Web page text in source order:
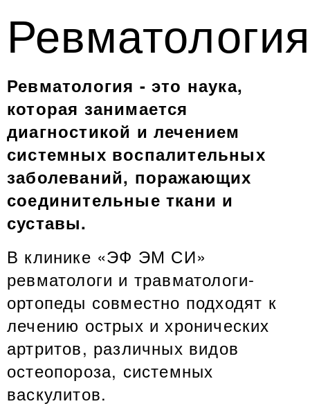
Ревматология
Ревматология - это наука,
которая занимается
диагностикой и лечением
системных воспалительных
заболеваний, поражающих
соединительные ткани и
суставы.
В клинике «ЭФ ЭМ СИ»
ревматологи и травматологи-
ортопеды совместно подходят к
лечению острых и хронических
артритов, различных видов
остеопороза, системных
васкулитов.